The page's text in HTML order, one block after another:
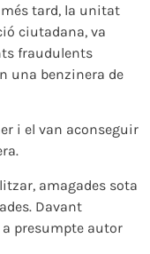
tard, la unitat
ciutadana, va
fraudulents
una benzinera de
i el van aconseguir
amagades sota
Davant
a presumpte autor